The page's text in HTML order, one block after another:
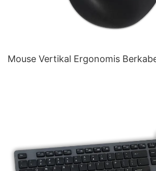
Mouse Vertikal Ergonomis